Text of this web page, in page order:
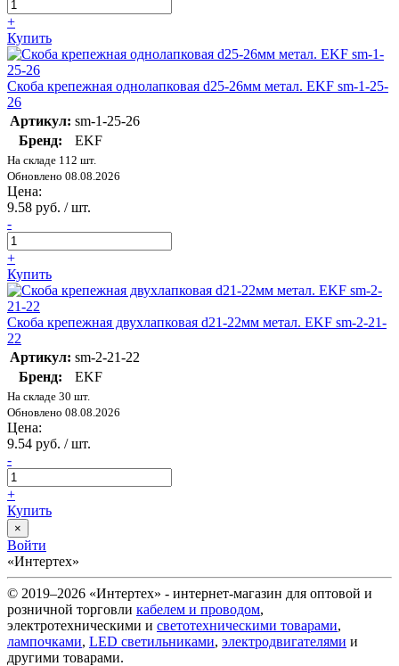
+
Купить
Скоба крепежная однолапковая d25-26мм метал. EKF sm-1-25-
26
Артикул: sm-1-25-26
Бренд:
EKF
На складе 112 шт.
Обновлено 08.08.2026
Цена:
9.58 руб. / шт.
-
+
Купить
Скоба крепежная двухлапковая d21-22мм метал. EKF sm-2-21-
22
Артикул: sm-2-21-22
Бренд:
EKF
На складе 30 шт.
Обновлено 08.08.2026
Цена:
9.54 руб. / шт.
-
+
Купить
×
Войти
«Интертех»
© 2019–2026 «Интертех» - интернет-магазин для оптовой и
розничной торговли кабелем и проводом,
электротехническими и светотехническими товарами,
лампочками, LED светильниками, электродвигателями и
другими товарами.